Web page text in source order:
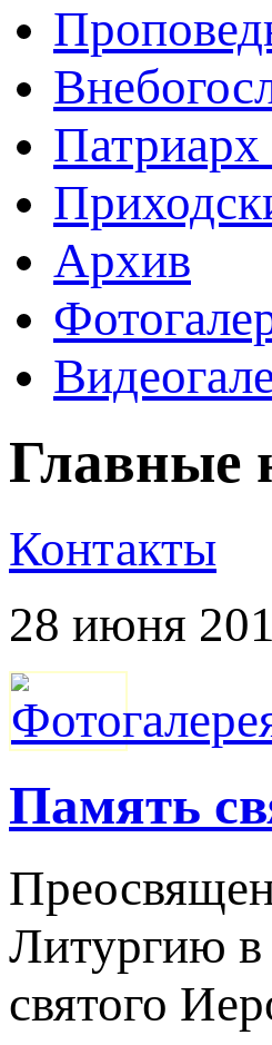
Архив
Главные
Контакты
28 июня
Пaмять
Литургию в
святого